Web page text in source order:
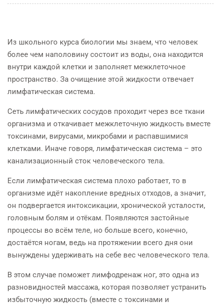
Из школьного курса биологии мы знаем, что человек
более чем наполовину состоит из воды, она находится
внутри каждой клетки и заполняет межклеточное
пространство. За очищение этой жидкости отвечает
лимфатическая система.
Сеть лимфатических сосудов проходит через все ткани
организма и откачивает межклеточную жидкость вместе
токсинами, вирусами, микробами и распавшимися
клетками. Иначе говоря, лимфатическая система – это
канализационный сток человеческого тела.
Если лимфатическая система плохо работает, то в
организме идёт накопление вредных отходов, а значит,
он подвергается интоксикации, хронической усталости,
головным болям и отёкам. Появляются застойные
процессы во всём теле, но больше всего, конечно,
достаётся ногам, ведь на протяжении всего дня они
вынуждены удерживать на себе вес человеческого тела.
В этом случае поможет лимфодренаж ног, это одна из
разновидностей массажа, которая позволяет устранить
избыточную жидкость (вместе с токсинами и